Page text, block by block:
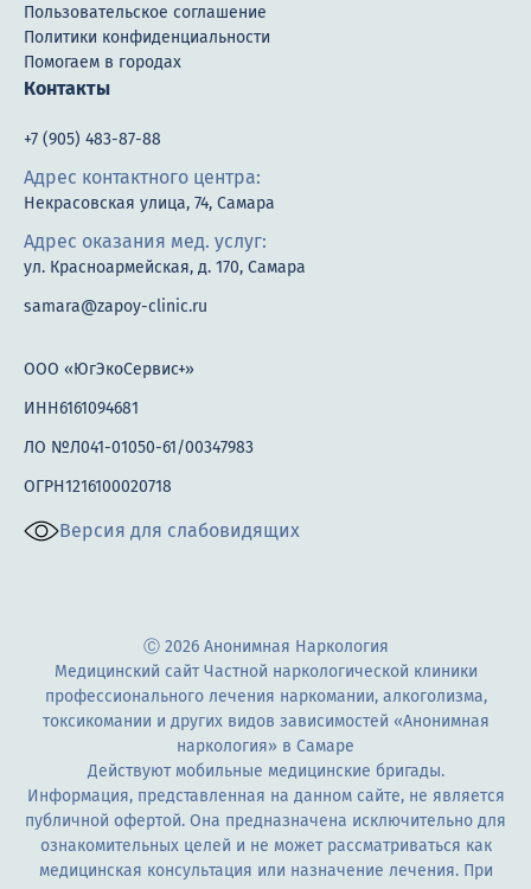
Пользовательское соглашение
Политики конфиденциальности
Помогаем в городах
Контакты
+7 (905) 483-87-88
Адрес контактного центра:
Некрасовская улица, 74, Самара
Адрес оказания мед. услуг:
ул. Красноармейская, д. 170, Самара
samara@zapoy-clinic.ru
ООО «ЮгЭкоСервис+»
ИНН6161094681
ЛО №Л041-01050-61/00347983
ОГРН1216100020718
Версия для слабовидящих
Ⓒ 2026 Анонимная Наркология
Медицинский сайт Частной наркологической клиники
профессионального лечения наркомании, алкоголизма,
токсикомании и других видов зависимостей «Анонимная
наркология» в Самаре
Действуют мобильные медицинские бригады.
Информация, представленная на данном сайте, не является
публичной офертой. Она предназначена исключительно для
ознакомительных целей и не может рассматриваться как
медицинская консультация или назначение лечения. При